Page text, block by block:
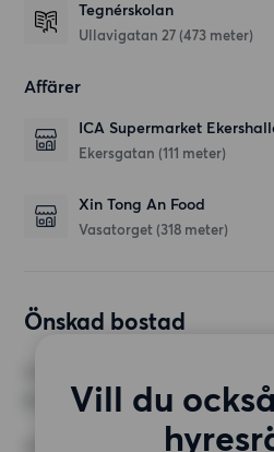
Tegnérskolan
Ullavigatan 27 (473 meter)
Affärer
ICA Supermarket
Ekersgatan (111 meter)
Xin Tong An Food
Vasatorget (318 meter)
Önskad bostad
Vill du
MINST ANTAL KVADRATMETER